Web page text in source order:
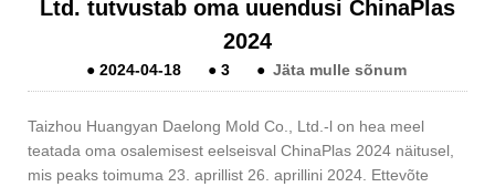
Ltd. tutvustab oma uuendusi ChinaPlas
2024
● 2024-04-18 ● 3 ● Jäta mulle sõnum
Taizhou Huangyan Daelong Mold Co., Ltd.-l on hea meel
teatada oma osalemisest eelseisval ChinaPlas 2024 näitusel,
mis peaks toimuma 23. aprillist 26. aprillini 2024. Ettevõte